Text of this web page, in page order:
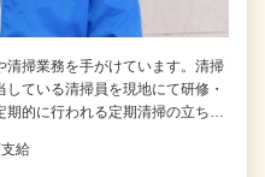
清掃業務を手がけています。清掃
ている清掃員を現地にて研修・
期的に行われる定期清掃の立ち…
給